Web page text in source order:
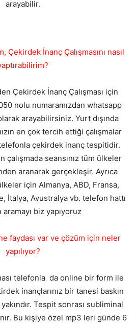
arayabilir.
Çekirdek İnanç Çalışmasını nasıl
Çekirdek İnanç Çalışması için
nolu numaramızdan whatsapp
arayabilirsiniz. Yurt dışında
en çok tercih ettiği çalışmalar
çekirdek inanç tespitidir.
seansınız tüm ülkeler
aranarak gerçekleşir. Ayrıca
için Almanya, ABD, Fransa,
İtalya, Avustralya vb. telefon hattı
biz yapıyoruz
faydası var ve çözüm için neler
yapılıyor?
telefonla da online bir form ile
inançlarınız bir tanesi baskın
Tespit sonrası subliminal
Bu kişiye özel mp3 leri günde 6